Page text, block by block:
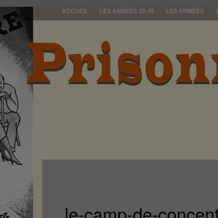
ACCUEIL LES ANNÉES 39-45 LES ARMÉES
prisonniers